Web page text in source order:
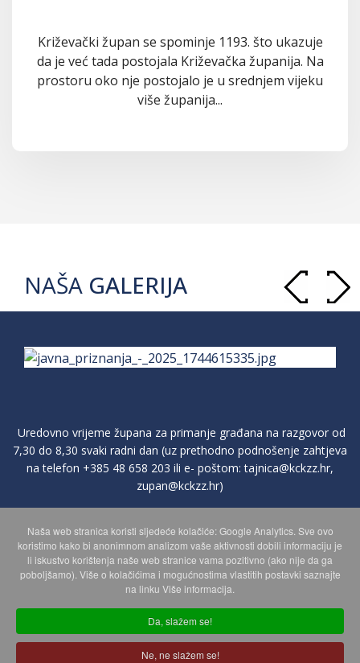
Križevački župan se spominje 1193. što ukazuje
da je već tada postojala Križevačka županija. Na
prostoru oko nje postojalo je u srednjem vijeku
više županija...
NAŠA GALERIJA
Uredovno vrijeme župana za primanje građana na razgovor od
7,30 do 8,30 svaki radni dan (uz prethodno podnošenje zahtjeva
na telefon +385 48 658 203 ili e- poštom:tajnica@kckzz.hr,
zupan@kckzz.hr)
POLITIKA ZAŠTITE PRIVATNOSTI OSOBNIH PODATAKA
MAPA WEBA
Copyright © 2026 Koprivničko - križevačka županija. Sva prava
zadržana.
Naša web stranica koristi sljedeće kolačiće: Google Analytics. Sve ovo
koristimo kako bi anonimnom analizom vaše aktivnosti dobili informaciju je
li iskustvo korištenja naše web stranice vama pozitivno (ako nije da ga
poboljšamo). Više o kolačićima i mogućnostima vlastitih postavki saznajte
na linku Više informacija.
Da, slažem se!
Ne, ne slažem se!